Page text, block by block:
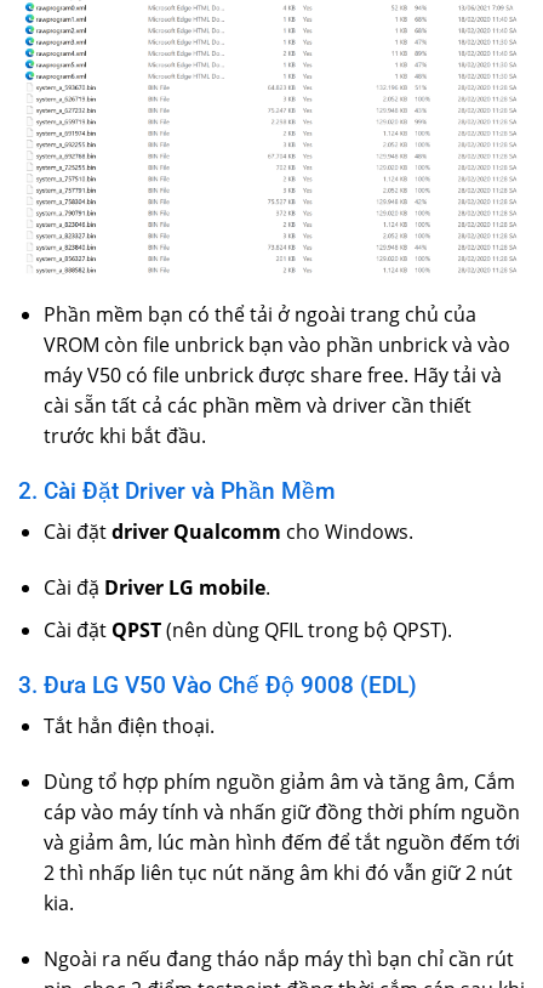
Phần mềm bạn có thể tải ở ngoài trang chủ của
VROM còn file unbrick bạn vào phần unbrick và vào
máy V50 có file unbrick được share free. Hãy tải và
cài sẵn tất cả các phần mềm và driver cần thiết
trước khi bắt đầu.
2. Cài Đặt Driver và Phần Mềm
Cài đặtdriver Qualcomm cho Windows.
Cài đặ Driver LG mobile.
Cài đặt QPST(nên dùng QFIL trong bộ QPST).
3. Đưa LG V50 Vào Chế Độ 9008 (EDL)
Tắt hẳn điện thoại.
Dùng tổ hợp phím nguồn giảm âm và tăng âm, Cắm
cáp vào máy tính và nhấn giữ đồng thời phím nguồn
và giảm âm, lúc màn hình đếm để tắt nguồn đếm tới
2 thì nhấp liên tục nút năng âm khi đó vẫn giữ 2 nút
kia.
Ngoài ra nếu đang tháo nắp máy thì bạn chỉ cần rút